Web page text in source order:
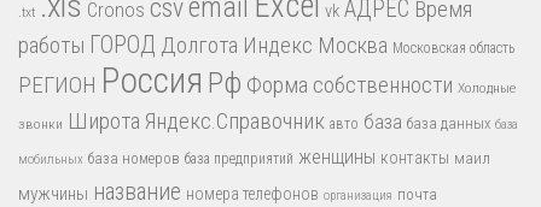
.txt Cronos csvemail vk АДРЕС Время
работы ГОРОД Долгота Индекс Москва Московская область
РЕГИОН Россия Рф Форма собственности Холодные
звонки Широта Яндекс.Справочник авто база база данных база
мобильных база номеров база предприятий женщины контакты маил
мужчины название номера телефонов организация почта